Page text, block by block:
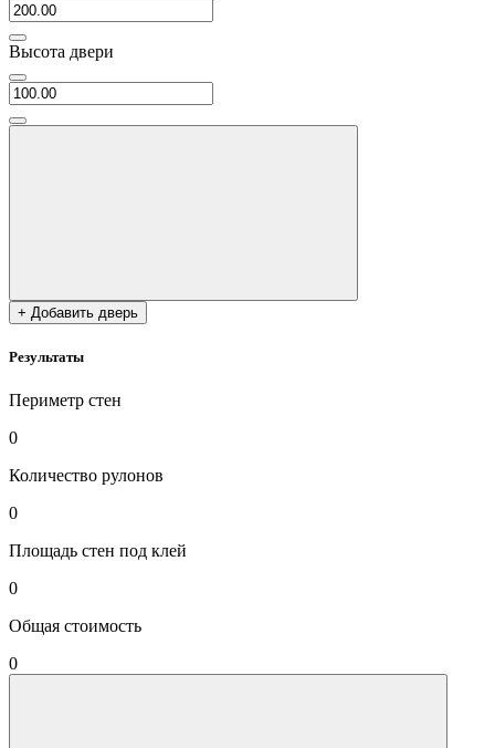
Высота двери
+ Добавить дверь
Результаты
Периметр стен
0
Количество рулонов
0
Площадь стен под клей
0
Общая стоимость
0